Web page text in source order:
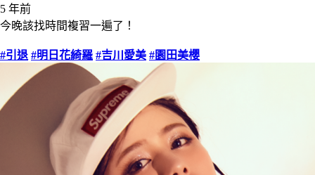
5 年前
今晚該找時間複習一遍了！
#引退 #明日花綺羅 #吉川愛美 #園田美櫻